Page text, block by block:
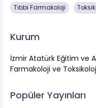
Tıbbi Farmakoloji
Kurum
İzmir Atatürk Eğitim ve
Farmakoloji ve
Popüler Yayınları